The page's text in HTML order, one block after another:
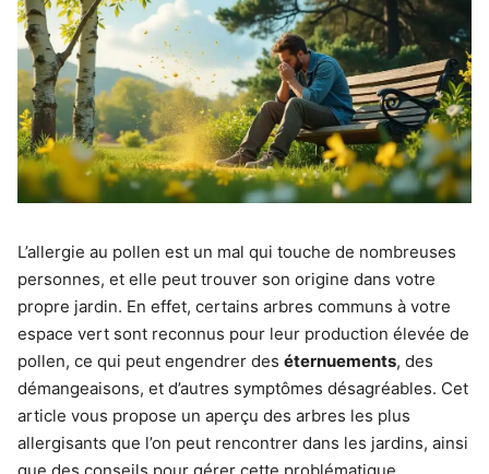
L’allergie au pollen est un mal qui touche de nombreuses
personnes, et elle peut trouver son origine dans votre
propre jardin. En effet, certains arbres communs à votre
espace vert sont reconnus pour leur production élevée de
pollen, ce qui peut engendrer des éternuements, des
démangeaisons, et d’autres symptômes désagréables. Cet
article vous propose un aperçu des arbres les plus
allergisants que l’on peut rencontrer dans les jardins, ainsi
que des conseils pour gérer cette problématique